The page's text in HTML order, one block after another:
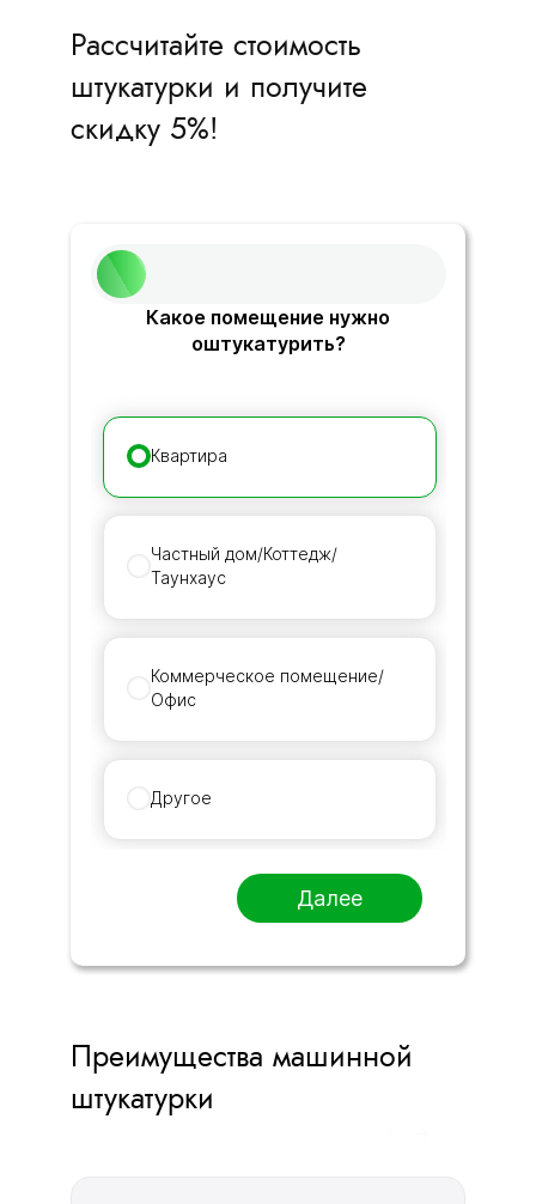
Рассчитайте стоимость
штукатурки и получите
скидку 5%!
Какое помещение нужно
оштукатурить?
Квартира
Частный дом/Коттедж/
Таунхаус
Коммерческое помещение/
Офис
Другое
Далее
Преимущества машинной
штукатурки